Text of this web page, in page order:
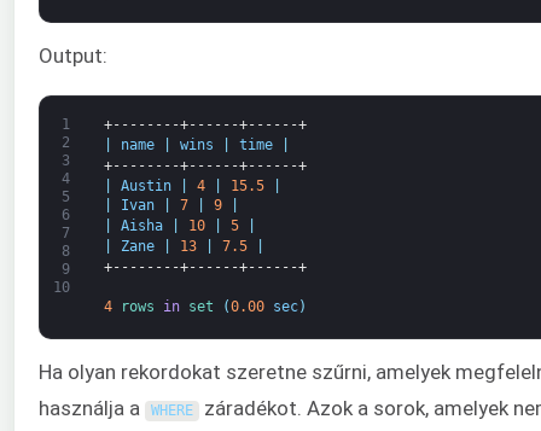
Output:
1
2
3
4
5
6
7
8
9
10
+--------+------+------+
name wins time
+--------+------+------+
Austin 4 15.5
Ivan 7 9
Aisha 10 5
Zane 13 7.5
+--------+------+------+
4 rows in set (0.00 sec)
Ha olyan rekordokat szeretne szűrni, amelyek
használja a
WHERE záradékot. Azok a sorok, amelyek